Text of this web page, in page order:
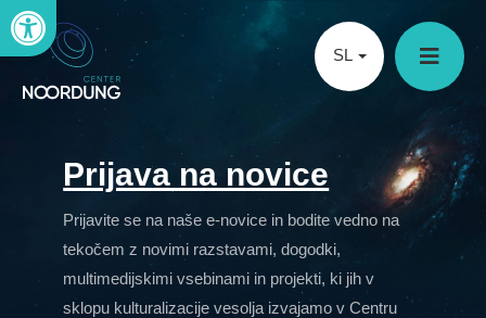
Open toolbar
SL
Prijava na novice
Prijavite se na naše e-novice in bodite vedno na
tekočem z novimi razstavami, dogodki,
multimedijskimi vsebinami in projekti, ki jih v
sklopu kulturalizacije vesolja izvajamo v Centru